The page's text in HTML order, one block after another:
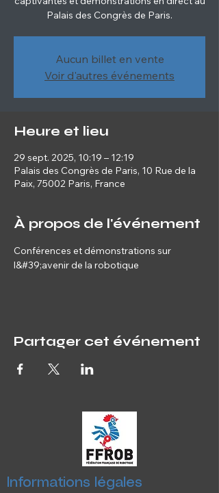
Palais des Congrès de Paris.
Aucun billet en vente
Voir d'autres événements
Heure et lieu
29 sept. 2025, 10:19 – 12:19
Palais des Congrès de Paris, 10 Rue de la
Paix, 75002 Paris, France
À propos de l'événement
Conférences et démonstrations sur
l&#39;avenir de la robotique
Partager cet événement
Informations légales